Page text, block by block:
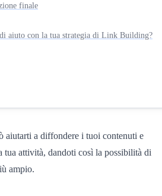
finale
aiuto con la tua strategia di Link Building?
aiutarti a diffondere i tuoi contenuti e
tua attività, dandoti così la possibilità di
ampio.